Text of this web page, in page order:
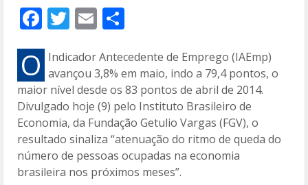
F
ac
e
b
o
o
k
T
w
itt
er
E
m
ai
l
m
p
ar
til
h
ar
O Indicador Antecedente de Emprego (IAEmp)
avançou 3,8% em maio, indo a 79,4 pontos, o
maior nível desde os 83 pontos de abril de 2014.
Divulgado hoje (9) pelo Instituto Brasileiro de
Economia, da Fundação Getulio Vargas (FGV), o
resultado sinaliza “atenuação do ritmo de queda do
número de pessoas ocupadas na economia
brasileira nos próximos meses”.